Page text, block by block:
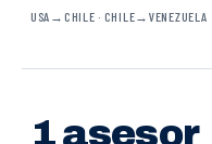
USA→CHILE · CHILE→VENEZUELA
1 asesor